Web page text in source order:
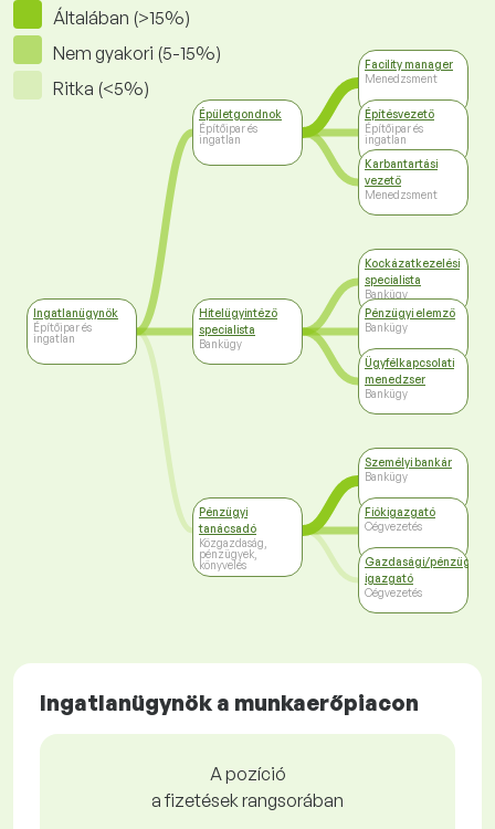
Általában (>15%)
Nem gyakori (5-15%)
Ritka (<5%)
Ingatlanügynök
Építőipar és
ingatlan
Épületgondnok
Építőipar és
ingatlan
Hitelügyintéző
specialista
Bankügy
Pénzügyi
tanácsadó
Közgazdaság,
pénzügyek,
könyvelés
Facility manager
Menedzsment
Építésvezető
Építőipar és
ingatlan
Karbantartási
vezető
Menedzsment
Kockázatkezelési
specialista
Bankügy
Pénzügyi elemző
Bankügy
Ügyfélkapcsolati
menedzser
Bankügy
Személyi bankár
Bankügy
Fiókigazgató
Cégvezetés
Gazdasági/pénzügyi
igazgató
Cégvezetés
Ingatlanügynök a munkaerőpiacon
A pozíció
a fizetések rangsorában